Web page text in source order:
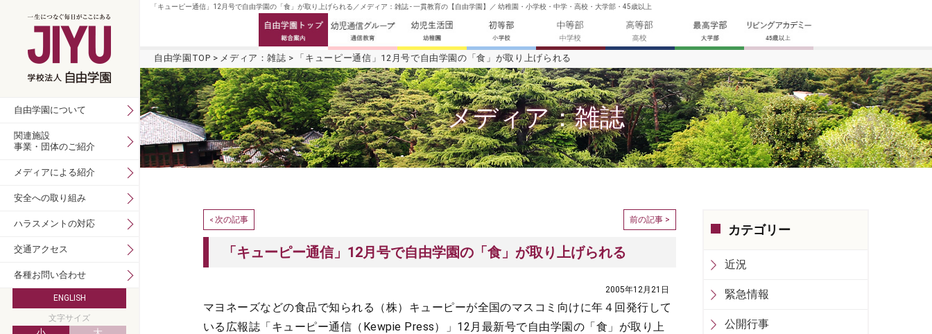
「キューピー通信」12月号で自由学園の「食」が取り上げられる／メディア：雑誌 - 一貫教育の【自由学園】／ 幼稚園・小学校・中学・高校・大学部・45歳以上
自由学園TOP メディア：雑誌 「キューピー通信」12月号で自由学園の「食」が取り上げられる
メディア：雑誌
< 次の記事 前の記事 >
「キューピー通信」12月号で自由学園の「食」が取り上げられる
2005年12月21日
マヨネーズなどの食品で知られる（株）キューピーが全国のマスコミ向けに年４回発行して
いる広報誌「キューピー通信（Kewpie Press）」12月最新号で自由学園の「食」が取り上
カテゴリー
近況
緊急情報
公開行事
自由学園について
関連施設
事業・団体のご紹介
メディアによる紹介
安全への取り組み
ハラスメントの対応
交通アクセス
各種お問い合わせ
ENGLISH
文字サイズ